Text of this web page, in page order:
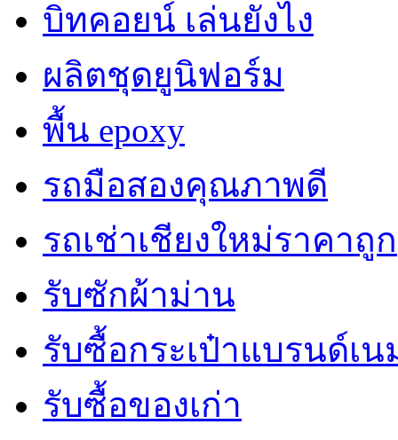
บิทคอยน์ เล่นยังไง
ผลิตชุดยูนิฟอร์ม
พื้น epoxy
รถมือสองคุณภาพดี
รถเช่าเชียงใหม่ราคาถูก
รับซักผ้าม่าน
รับซื้อกระเป๋าแบรนด์เน
รับซื้อของเก่า